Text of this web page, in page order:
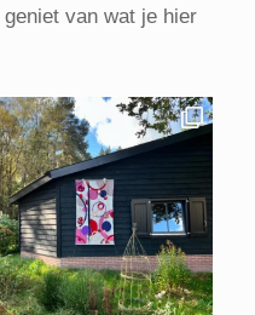
van wat je hier